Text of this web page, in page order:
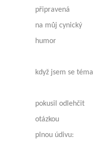
připravená
na můj cynický
humor
když jsem se téma
pokusil odlehčit
otázkou
plnou údivu: